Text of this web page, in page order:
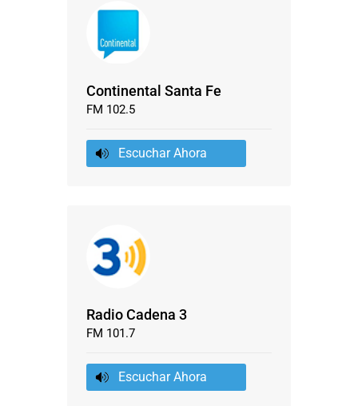
Continental Santa Fe
FM 102.5
Escuchar Ahora
Radio Cadena 3
FM 101.7
Escuchar Ahora